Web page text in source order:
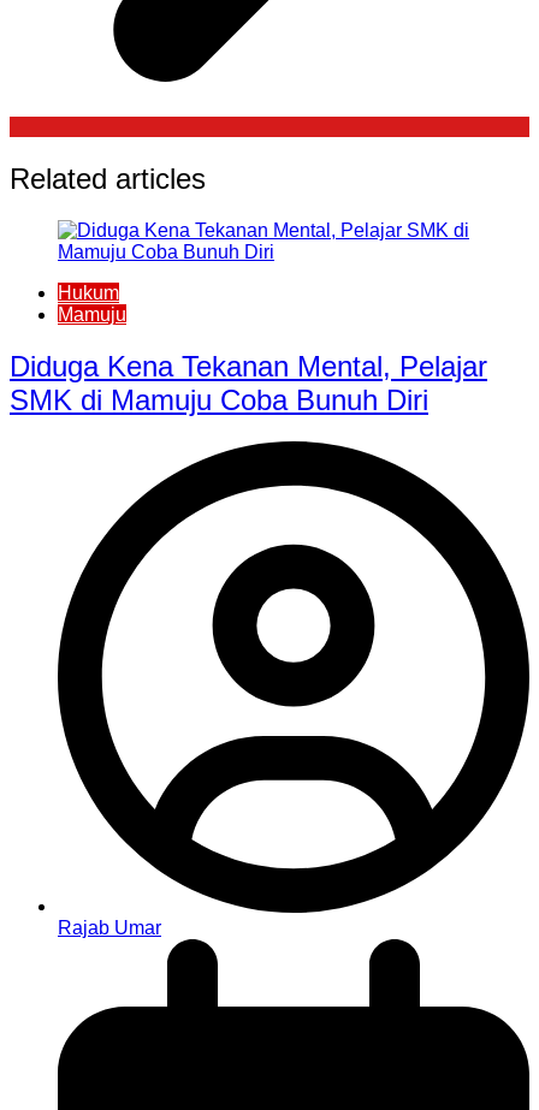
Related articles
Hukum
Mamuju
Diduga Kena Tekanan Mental, Pelajar
SMK di Mamuju Coba Bunuh Diri
Rajab Umar